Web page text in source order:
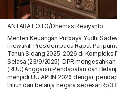
ANTARA FOTO/Dhemas Reviyanto
Menteri Keuangan Purbaya Yudhi
mewakili Presiden pada Rapat
Tahun Sidang 2025-2026 di Kompleks
Selasa (23/9/2025). DPR
(RUU) Anggaran Pendapatan dan
menjadi UU APBN 2026 dengan
triliun dan belanja negara sebesar